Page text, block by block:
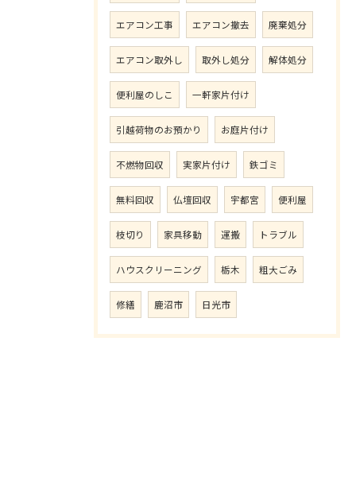
エアコン工事 エアコン撤去 廃棄処分
エアコン取外し 取外し処分 解体処分
便利屋のしこ 一軒家片付け
引越荷物のお預かり お庭片付け
不燃物回収 実家片付け 鉄ゴミ
無料回収 仏壇回収 宇都宮 便利屋
枝切り 家具移動 運搬 トラブル
ハウスクリーニング 栃木 粗大ごみ
修繕 鹿沼市 日光市